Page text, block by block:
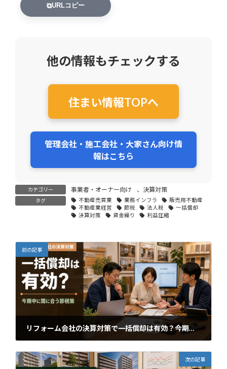
⧉URLコピー
他の情報もチェックする
住まい情報TOPへ
管理会社・施工会社・大家さん向け情
報はこちら
カテゴリー 事業者・オーナー向け 、 決算対策
タグ 不動産売買業 業務インフラ
販売用不動産
不動産業経営
節税 法人税
一括償却
決算対策
資金繰り 利益圧縮
前の記事
リフォーム会社の決算対策で一括償却は有効？今期中に間に合う節税策を整理
次の記事